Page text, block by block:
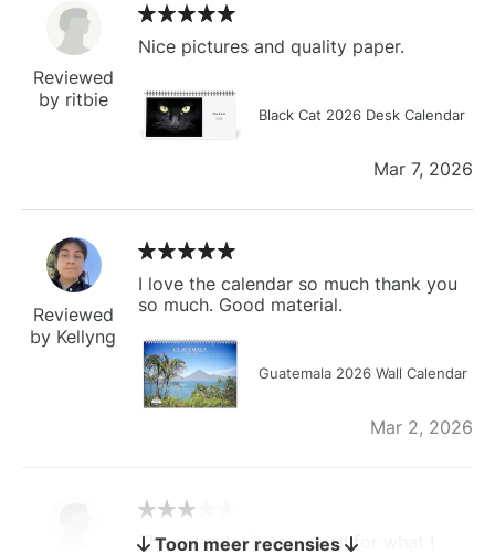
Reviewed
by ritbie
Nice pictures and quality paper.
Black Cat 2026 Desk Calendar
Mar 7, 2026
Reviewed
by Kellyng
I love the calendar so much thank you
so much. Good material.
Guatemala 2026 Wall Calendar
Mar 2, 2026
The calendar is too small for what I
Toon meer recensies